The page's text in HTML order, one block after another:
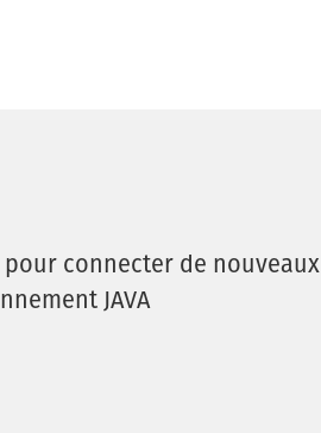
connecter de nouveaux
JAVA